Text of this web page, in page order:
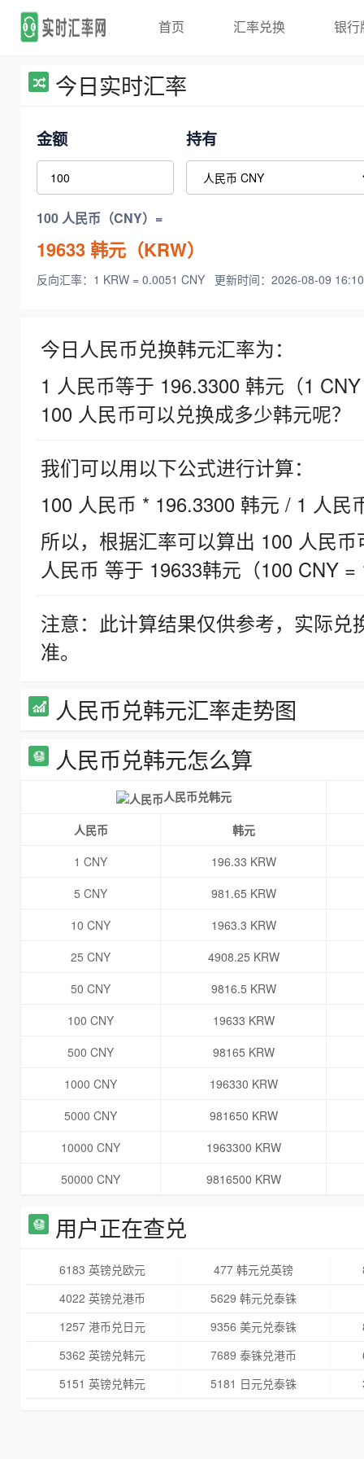
首页 汇率兑换 银行
今日实时汇率
金额 持有
100 人民币（CNY）=
19633韩元（KRW）
反向汇率：1 KRW = 0.0051 CNY 更新时间：2026-08-09
今日人民币兑换韩元汇率为：
1 人民币等于 196.3300 韩元（1
100 人民币可以兑换成多少韩元呢？
我们可以用以下公式进行计算：
100 人民币 * 196.3300 韩元 / 1 人民
所以，根据汇率可以算出 100 人民
人民币 等于 19633韩元（100 CNY =
注意：此计算结果仅供参考，实际
准。
人民币兑韩元汇率走势图
人民币兑韩元怎么算
人民币兑韩元
人民币
韩元
1 CNY
196.33 KRW
5 CNY
981.65 KRW
10 CNY
1963.3 KRW
25 CNY
4908.25 KRW
50 CNY
9816.5 KRW
100 CNY
19633 KRW
500 CNY
98165 KRW
1000 CNY
196330 KRW
5000 CNY
981650 KRW
10000 CNY
1963300 KRW
50000 CNY
9816500 KRW
用户正在查兑
6183 英镑兑欧元 477 韩元兑英镑
4022 英镑兑港币
5629 韩元兑泰铢
1257 港币兑日元
9356 美元兑泰铢
5362 英镑兑韩元
7689 泰铢兑港币
5151 英镑兑韩元
5181 日元兑泰铢